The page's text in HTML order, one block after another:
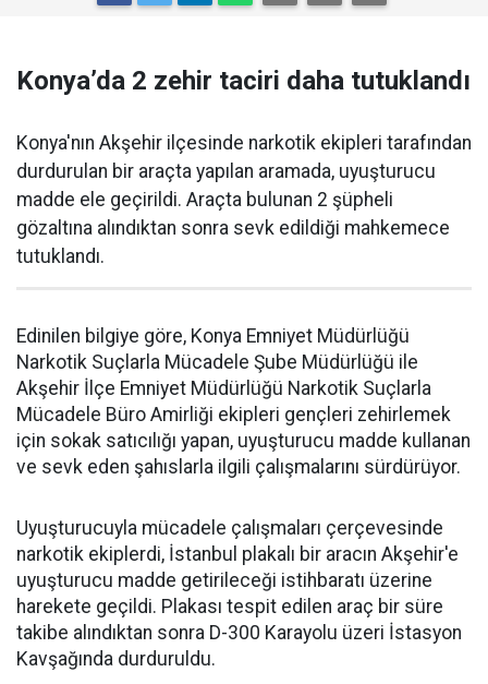
Konya’da 2 zehir taciri daha tutuklandı
Konya'nın Akşehir ilçesinde narkotik ekipleri tarafından
durdurulan bir araçta yapılan aramada, uyuşturucu
madde ele geçirildi. Araçta bulunan 2 şüpheli
gözaltına alındıktan sonra sevk edildiği mahkemece
tutuklandı.
Edinilen bilgiye göre, Konya Emniyet Müdürlüğü
Narkotik Suçlarla Mücadele Şube Müdürlüğü ile
Akşehir İlçe Emniyet Müdürlüğü Narkotik Suçlarla
Mücadele Büro Amirliği ekipleri gençleri zehirlemek
için sokak satıcılığı yapan, uyuşturucu madde kullanan
ve sevk eden şahıslarla ilgili çalışmalarını sürdürüyor.
Uyuşturucuyla mücadele çalışmaları çerçevesinde
narkotik ekiplerdi, İstanbul plakalı bir aracın Akşehir'e
uyuşturucu madde getirileceği istihbaratı üzerine
harekete geçildi. Plakası tespit edilen araç bir süre
takibe alındıktan sonra D-300 Karayolu üzeri İstasyon
Kavşağında durduruldu.